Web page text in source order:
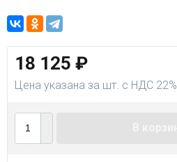
18 125 ₽
Цена указана за шт. с НДС 22%